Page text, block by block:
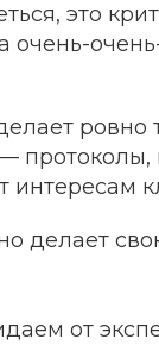
это
очень-
ровно
интересам
делает
от